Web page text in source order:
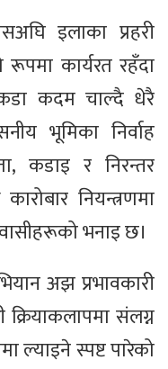
इलाका प्रहरी
कार्यरत रहँदा
कदम चाल्दै धेरै
भूमिका निर्वाह
कडाइ र निरन्तर
नियन्त्रणमा
भनाइ छ।
अझ प्रभावकारी
संलग्न
ल्याइने स्पष्ट पारेको